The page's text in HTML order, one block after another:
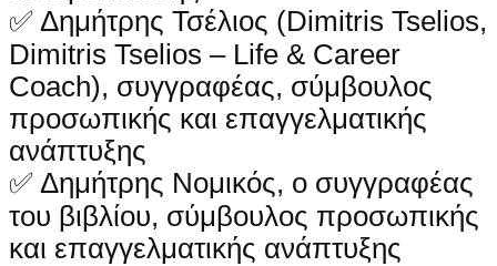
✅ Δημήτρης Τσέλιος (Dimitris Tselios,
Dimitris Tselios – Life & Career
Coach), συγγραφέας, σύμβουλος
προσωπικής και επαγγελματικής
ανάπτυξης
✅ Δημήτρης Νομικός, ο συγγραφέας
του βιβλίου, σύμβουλος προσωπικής
και επαγγελματικής ανάπτυξης